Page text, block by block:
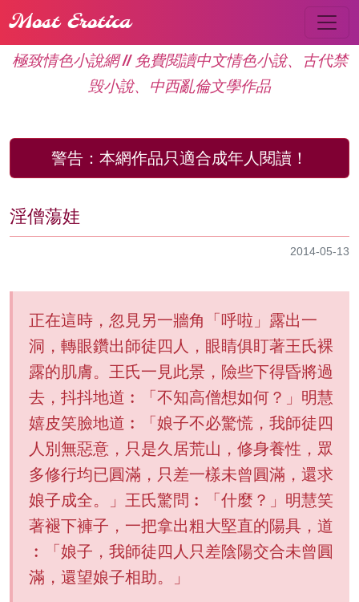
Most Erotica
極致情色小說網 // 免費閱讀中文情色小說、古代禁
毁小說、中西亂倫文學作品
警告： 本網作品只適合成年人閱讀！
淫僧蕩娃
2014-05-13
正在這時，忽見另一牆角「呼啦」露出一
洞，轉眼鑽出師徒四人，眼睛俱盯著王氏裸
露的肌膚。王氏一見此景，險些下得昏將過
去，抖抖地道︰「不知高僧想如何？」明慧
嬉皮笑臉地道︰「娘子不必驚慌，我師徒四
人別無惡意，只是久居荒山，修身養性，眾
多修行均已圓滿，只差一樣未曾圓滿，還求
娘子成全。」王氏驚問︰「什麼？」明慧笑
著褪下褲子，一把拿出粗大堅直的陽具，道
︰「娘子，我師徒四人只差陰陽交合未曾圓
滿，還望娘子相助。」